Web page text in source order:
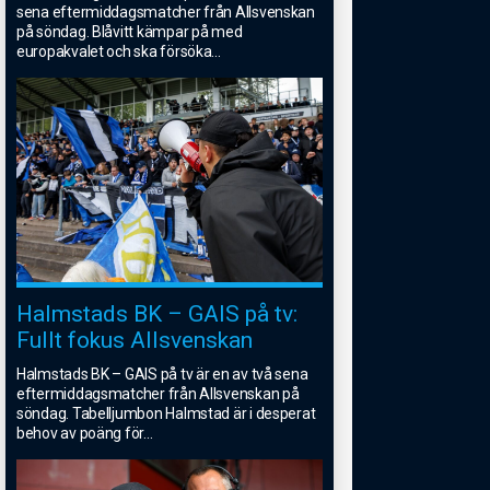
sena eftermiddagsmatcher från Allsvenskan
på söndag. Blåvitt kämpar på med
europakvalet och ska försöka
Halmstads BK – GAIS på tv:
Fullt fokus Allsvenskan
Halmstads BK – GAIS på tv är en av två sena
eftermiddagsmatcher från Allsvenskan på
söndag. Tabelljumbon Halmstad är i desperat
behov av poäng för...